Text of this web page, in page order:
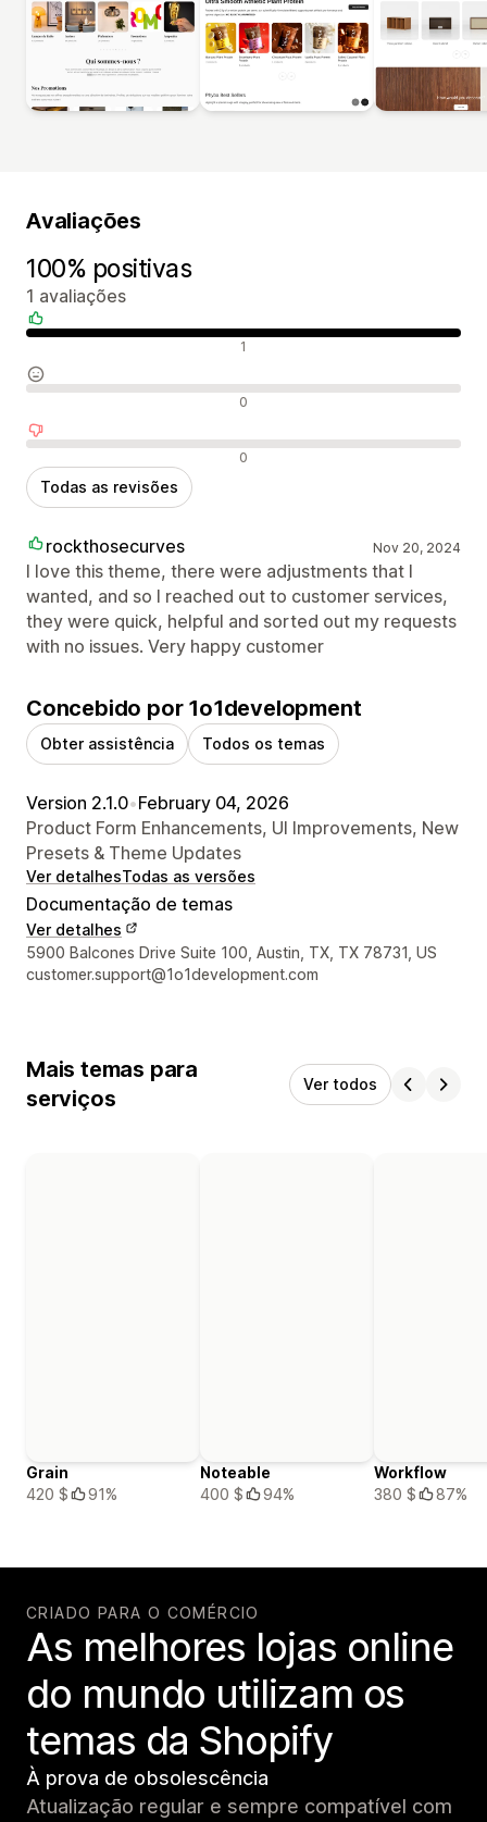
Avaliações
100% positivas
1 avaliações
Avaliações positivas 1
Avaliações neutras 0
Avaliações negativas 0
Todas as revisões
rockthosecurves Nov 20, 2024
I love this theme, there were adjustments that I
wanted, and so I reached out to customer services,
they were quick, helpful and sorted out my requests
with no issues. Very happy customer
Concebido por 1o1development
Obter assistência Todos os temas
Version 2.1.0•February 04, 2026
Product Form Enhancements, UI Improvements, New
Presets & Theme Updates
Ver detalhesTodas as versões
Documentação de temas
Ver detalhes
Detalhes de contacto do designer
5900 Balcones Drive Suite 100, Austin, TX, TX 78731, US
customer.support@1o1development.com
Mais temas para
serviços
Ver todos
Grain
420 $
91%
Noteable
400 $
94%
Workflow
380 $
87%
CRIADO PARA O COMÉRCIO
As melhores lojas online
do mundo utilizam os
temas da Shopify
À prova de obsolescência
Atualização regular e sempre compatível com